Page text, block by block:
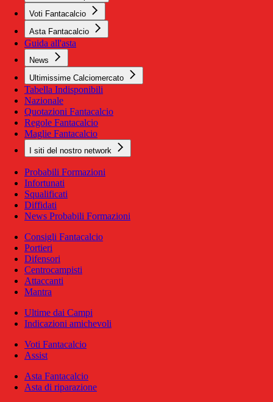
Voti Fantacalcio
Asta Fantacalcio
Guida all'asta
News
Ultimissime Calciomercato
Tabella Indisponibili
Nazionale
Quotazioni Fantacalcio
Regole Fantacalcio
Maglie Fantacalcio
I siti del nostro network
Probabili Formazioni
Infortunati
Squalificati
Diffidati
News Probabili Formazioni
Consigli Fantacalcio
Portieri
Difensori
Centrocampisti
Attaccanti
Mantra
Ultime dai Campi
Indicazioni amichevoli
Voti Fantacalcio
Assist
Asta Fantacalcio
Asta di riparazione